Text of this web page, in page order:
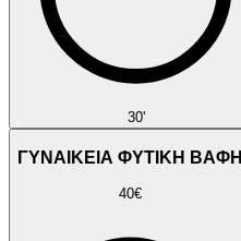
30'
ΓΥΝΑΙΚΕΙΑ ΦΥΤΙΚΗ ΒΑΦΗ
40€